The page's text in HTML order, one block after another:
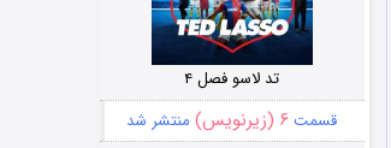
تد لاسو فصل ۴
قسمت ۶ (زیرنویس) منتشر شد